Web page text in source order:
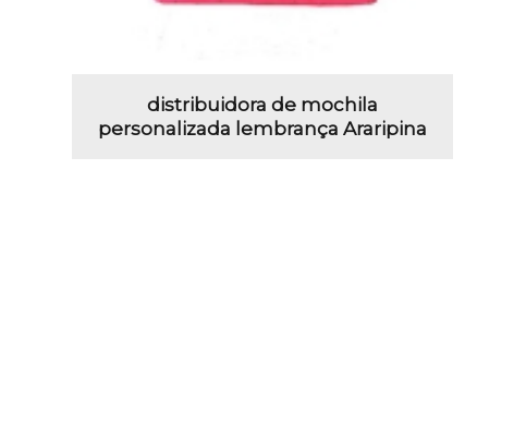
distribuidora de mochila
personalizada lembrança Araripina